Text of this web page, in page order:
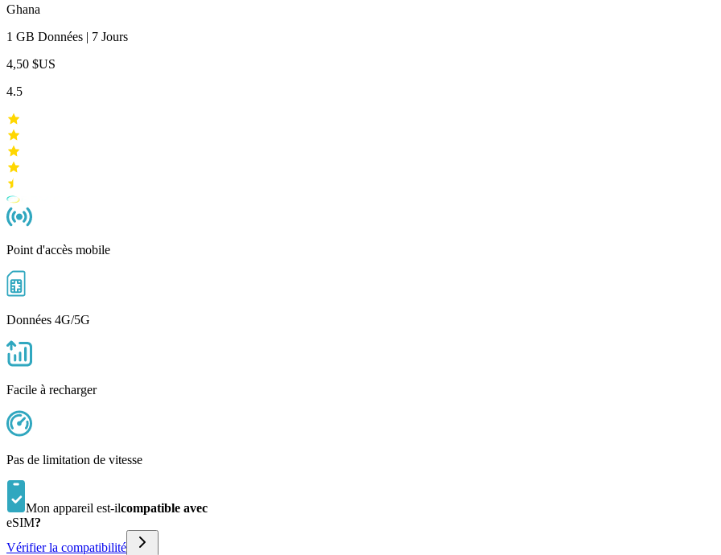
Ghana
1 GB Données | 7 Jours
4,50 $US
4.5
Point d'accès mobile
Données 4G/5G
Facile à recharger
Pas de limitation de vitesse
Mon appareil est-ilcompatible avec
eSIM?
Vérifier la compatibilité